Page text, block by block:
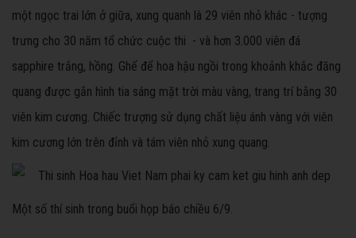
một ngọc trai lớn ở giữa, xung quanh là 29 viên nhỏ khác - tượng
trưng cho 30 năm tổ chức cuộc thi - và hơn 3.000 viên đá
sapphire trắng, hồng. Ghế để hoa hậu ngồi trong khoảnh khắc đăng
quang được gắn hình tia sáng mặt trời màu vàng, trang trí bằng 30
viên kim cương. Chiếc trượng sử dụng chất liệu ánh vàng với viên
kim cương lớn trên đỉnh và tám viên nhỏ xung quang.
Một số thí sinh trong buổi họp báo chiều 6/9.